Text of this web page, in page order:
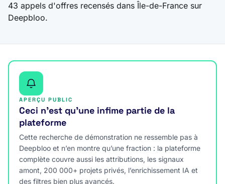
43 appels d'offres recensés dans Île-de-France sur
Deepbloo.
APERÇU PUBLIC
Ceci n’est qu’une infime partie de la
plateforme
Cette recherche de démonstration ne ressemble pas à
Deepbloo et n’en montre qu’une fraction : la plateforme
complète couvre aussi les attributions, les signaux
amont, 200 000+ projets privés, l’enrichissement IA et
des filtres bien plus avancés.